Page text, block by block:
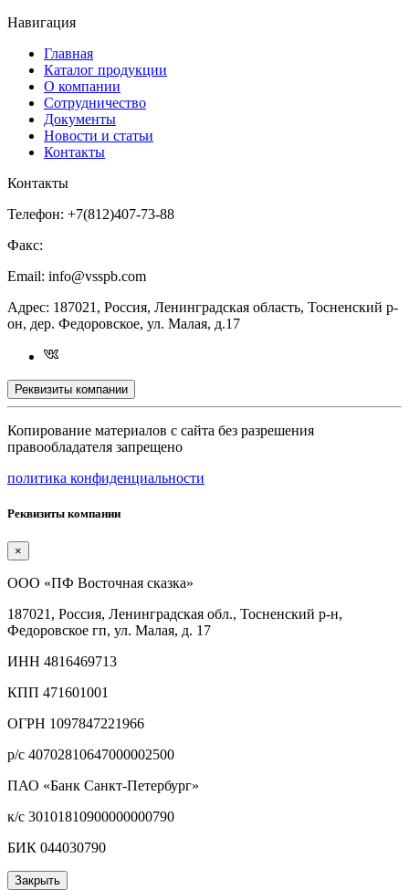
Навигация
Главная
Каталог продукции
О компании
Сотрудничество
Документы
Новости и статьи
Контакты
Контакты
Телефон: +7(812)407-73-88
Факс:
Email: info@vsspb.com
Адрес: 187021, Россия, Ленинградская область, Тосненский р-
он, дер. Федоровское, ул. Малая, д.17
Реквизиты компании
Копирование материалов с сайта без разрешения
правообладателя запрещено
политика конфиденциальности
Реквизиты компании
×
ООО «ПФ Восточная сказка»
187021, Россия, Ленинградская обл., Тосненский р-н,
Федоровское гп, ул. Малая, д. 17
ИНН 4816469713
КПП 471601001
ОГРН 1097847221966
р/с 40702810647000002500
ПАО «Банк Санкт-Петербург»
к/с 30101810900000000790
БИК 044030790
Закрыть